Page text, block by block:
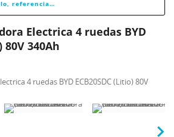
Electrica 4 ruedas BYD
80V 340Ah